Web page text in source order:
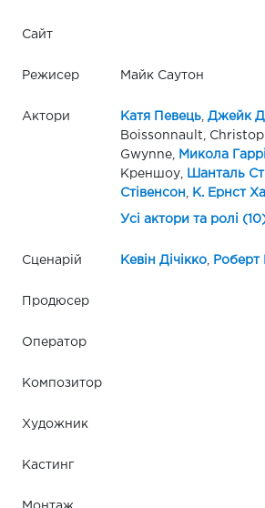
Сайт
Режисер Майк Саутон
Актори Катя Певець, Джейк
Boissonnault,
Gwynne,
Микола
Креншоу,
Шанталь
Стівенсон
К. Ернст
Усі актори та ролі
Сценарій Кевін Дічікко, Роберт
Продюсер
Оператор
Композитор
Художник
Кастинг